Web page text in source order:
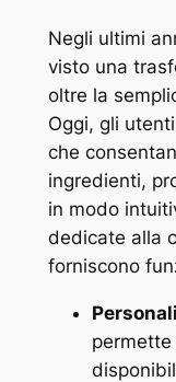
Negli ultimi
visto una
oltre la
Oggi, gli
che
ingredienti,
in modo
dedicate alla
forniscono